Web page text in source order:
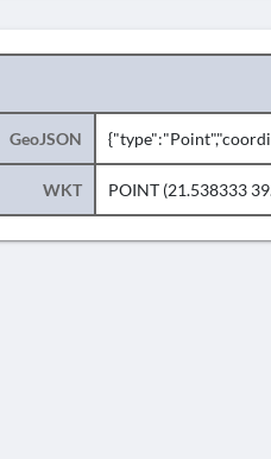
GeoJSON
WKT POINT (21.538333